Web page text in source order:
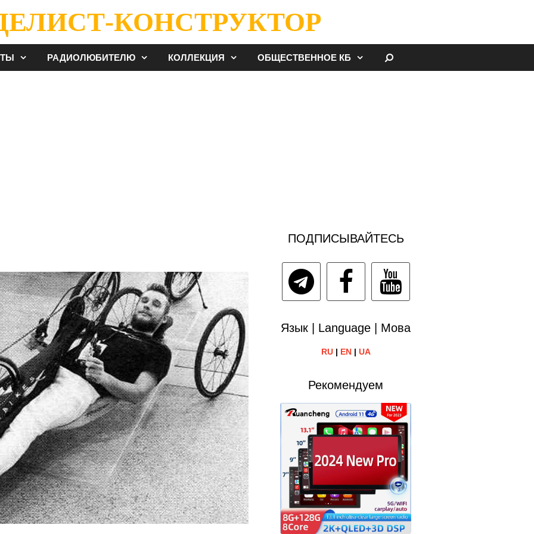
КОНСТРУКТОР
РАДИОЛЮБИТЕЛЮ КОЛЛЕКЦИЯ ОБЩЕСТВЕННОЕ КБ
ПОДПИСЫВАЙТЕСЬ
Язык | Language | Мова
RU| EN| UA
Рекомендуем